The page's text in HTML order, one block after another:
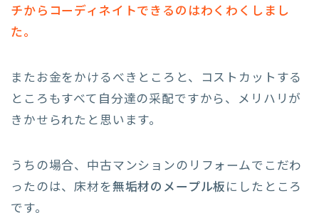
チからコーディネイトできるのはわくわくしまし
た。
またお金をかけるべきところと、コストカットする
ところもすべて自分達の采配ですから、メリハリが
きかせられたと思います。
うちの場合、中古マンションのリフォームでこだわ
ったのは、床材を無垢材のメープル板にしたところ
です。